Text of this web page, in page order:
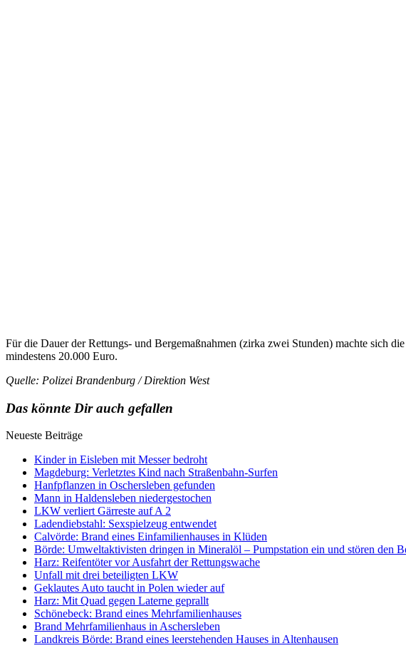
Für die Dauer der Rettungs- und Bergemaßnahmen (zirka zwei Stunden) machte sich
mindestens 20.000 Euro.
Quelle: Polizei Brandenburg / Direktion West
Das könnte Dir auch gefallen
Neueste Beiträge
Kinder in Eisleben mit Messer bedroht
Magdeburg: Verletztes Kind nach Straßenbahn-Surfen
Hanfpflanzen in Oschersleben gefunden
Mann in Haldensleben niedergestochen
LKW verliert Gärreste auf A 2
Ladendiebstahl: Sexspielzeug entwendet
Calvörde: Brand eines Einfamilienhauses in Klüden
Börde: Umweltaktivisten dringen in Mineralöl – Pumpstation ein und stören den
Harz: Reifentöter vor Ausfahrt der Rettungswache
Unfall mit drei beteiligten LKW
Geklautes Auto taucht in Polen wieder auf
Harz: Mit Quad gegen Laterne geprallt
Schönebeck: Brand eines Mehrfamilienhauses
Brand Mehrfamilienhaus in Aschersleben
Landkreis Börde: Brand eines leerstehenden Hauses in Altenhausen